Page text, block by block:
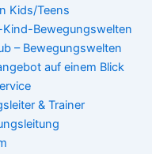
Kids/Teens
Kind-Bewegungswelten
– Bewegungswelten
auf einem Blick
& Trainer